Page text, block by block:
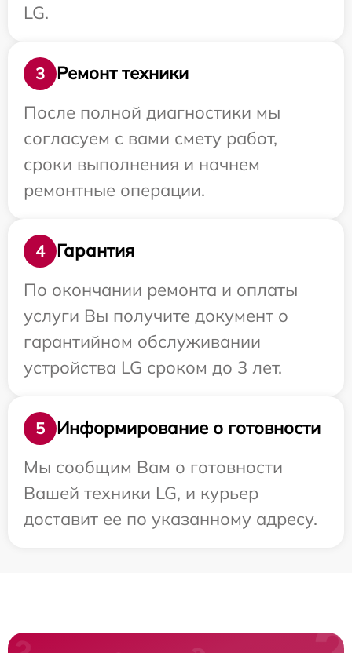
LG.
3
Ремонт техники
После полной диагностики мы
согласуем с вами смету работ,
сроки выполнения и начнем
ремонтные операции.
4
Гарантия
По окончании ремонта и оплаты
услуги Вы получите документ о
гарантийном обслуживании
устройства LG сроком до 3 лет.
5
Информирование о готовности
Мы сообщим Вам о готовности
Вашей техники LG, и курьер
доставит ее по указанному адресу.